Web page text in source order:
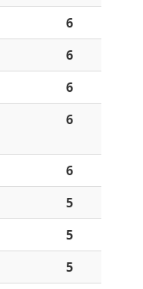
6
6
6
6
6
5
5
5